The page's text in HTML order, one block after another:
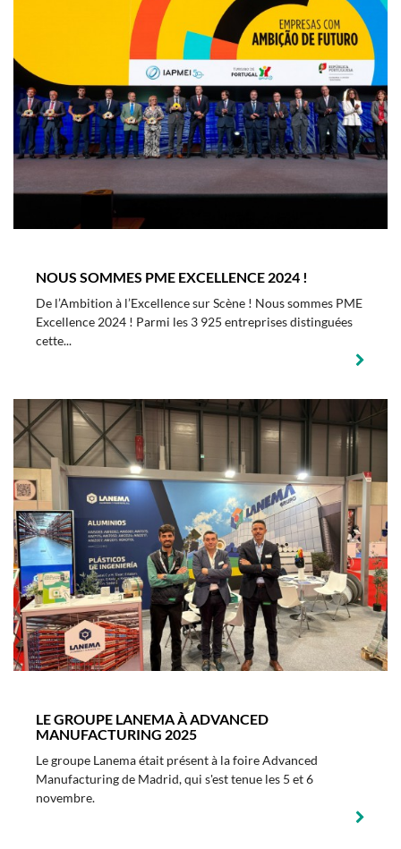
NOUS SOMMES PME EXCELLENCE 2024 !
De l’Ambition à l’Excellence sur Scène ! Nous sommes PME
Excellence 2024 ! Parmi les 3 925 entreprises distinguées
cette...
LE GROUPE LANEMA À ADVANCED
MANUFACTURING 2025
Le groupe Lanema était présent à la foire Advanced
Manufacturing de Madrid, qui s'est tenue les 5 et 6
novembre.